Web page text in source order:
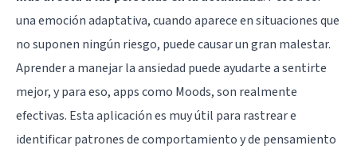
una emoción adaptativa, cuando aparece en situaciones que
no suponen ningún riesgo, puede causar un gran malestar.
Aprender a manejar la ansiedad puede ayudarte a sentirte
mejor, y para eso, apps como Moods, son realmente
efectivas. Esta aplicación es muy útil para rastrear e
identificar patrones de comportamiento y de pensamiento